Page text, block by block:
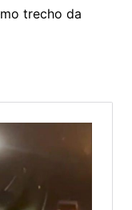
trecho da